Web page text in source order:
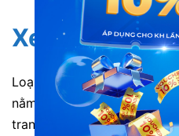
Xe Cúc Mừng
Loại xe giường nằm đi
nằm chất lượng cao, tiện
trang bị hệ thống toilet